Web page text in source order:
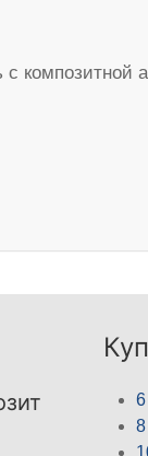
композитной